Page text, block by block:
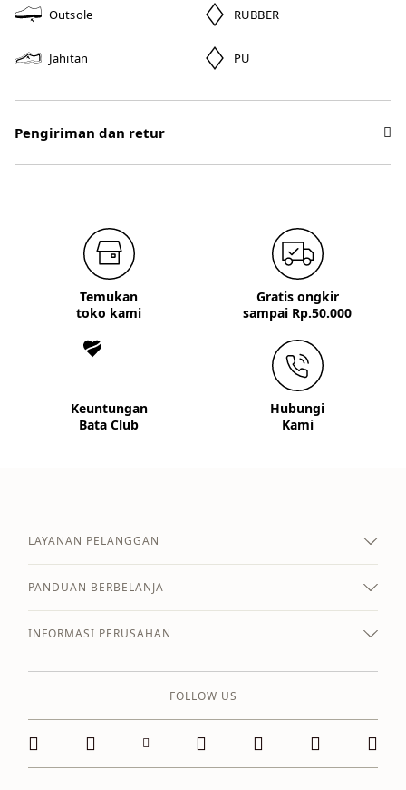
Outsole RUBBER
Jahitan PU
Pengiriman dan retur
Temukan
toko kami
Gratis ongkir
sampai Rp.50.000
Keuntungan
Bata Club
Hubungi
Kami
LAYANAN PELANGGAN
PANDUAN BERBELANJA
INFORMASI PERUSAHAN
FOLLOW US